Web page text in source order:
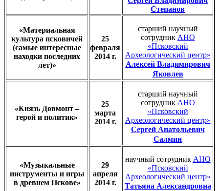
Степанов
«Материальная
культура псковичей
(самые интересные
находки последних
лет)»
25
февраля
2014 г.
старший научный
сотрудник АНО
«Псковский
Археологический центр»
Алексей Владимирович
Яковлев
«Князь Довмонт –
герой и политик»
25
марта
2014 г.
старший научный
сотрудник АНО
«Псковский
Археологический центр»
Сергей Анатольевич
Салмин
«Музыкальные
инструменты и игры
в древнем Пскове»
29
апреля
2014 г.
научный сотрудник АНО
«Псковский
Археологический центр»
Татьяна Александровна